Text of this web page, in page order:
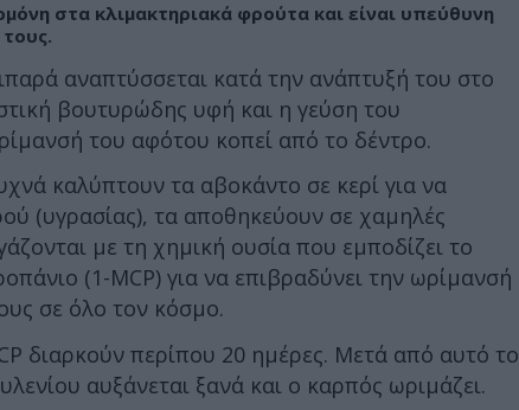
στα κλιμακτηριακά φρούτα και είναι υπεύθυνη
αναπτύσσεται κατά την ανάπτυξή του στο
βουτυρώδης υφή και η γεύση του
του αφότου κοπεί από το δέντρο.
καλύπτουν τα αβοκάντο σε κερί για να
(υγρασίας), τα αποθηκεύουν σε χαμηλές
με τη χημική ουσία που εμποδίζει το
(1-MCP) για να επιβραδύνει την ωρίμανσή
σε όλο τον κόσμο.
διαρκούν περίπου 20 ημέρες. Μετά από αυτό το
αυξάνεται ξανά και ο καρπός ωριμάζει.